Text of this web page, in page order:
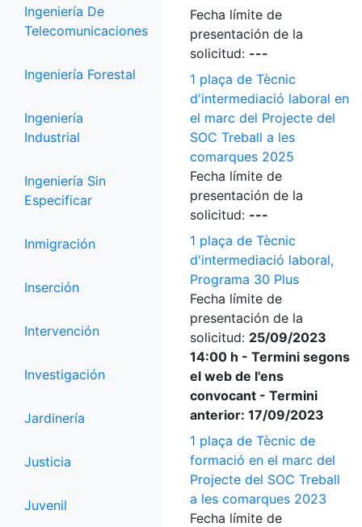
Ingeniería De
Telecomunicaciones
Ingeniería Forestal
Ingeniería
Industrial
Ingeniería Sin
Especificar
Inmigración
Inserción
Intervención
Investigación
Jardinería
Justicia
Juvenil
Fecha límite de
presentación de la
solicitud: ---
1 plaça de Tècnic
d'intermediació laboral en
el marc del Projecte del
SOC Treball a les
comarques 2025
Fecha límite de
presentación de la
solicitud: ---
1 plaça de Tècnic
d'intermediació laboral,
Programa 30 Plus
Fecha límite de
presentación de la
solicitud: 25/09/2023
14:00 h - Termini segons
el web de l'ens
convocant - Termini
anterior: 17/09/2023
1 plaça de Tècnic de
formació en el marc del
Projecte del SOC Treball
a les comarques 2023
Fecha límite de